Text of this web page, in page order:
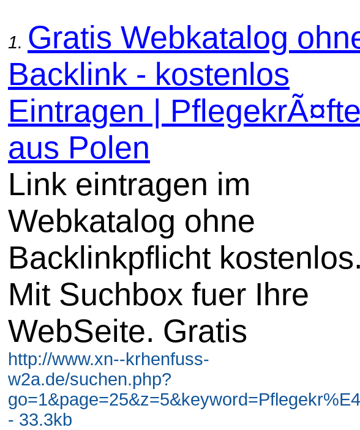
1. Gratis Webkatalog
Backlink - kostenlos
Eintragen | PflegekrÃ¤fte
aus Polen
Link eintragen im
Webkatalog ohne
Backlinkpflicht kostenlos.
Mit Suchbox fuer Ihre
WebSeite. Gratis
http://www.xn--krhenfuss-
w2a.de/suchen.php?
- 33.3kb